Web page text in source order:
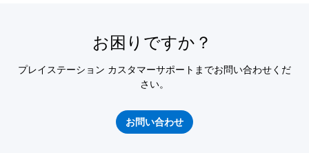
お困りですか？
プレイステーション カスタマーサポートまでお問い合わせくだ
さい。
お問い合わせ